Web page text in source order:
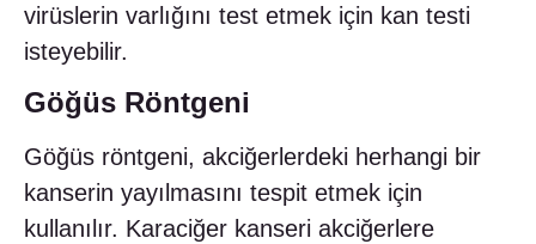
virüslerin varlığını test etmek için kan testi
isteyebilir.
Göğüs Röntgeni
Göğüs röntgeni, akciğerlerdeki herhangi bir
kanserin yayılmasını tespit etmek için
kullanılır. Karaciğer kanseri akciğerlere